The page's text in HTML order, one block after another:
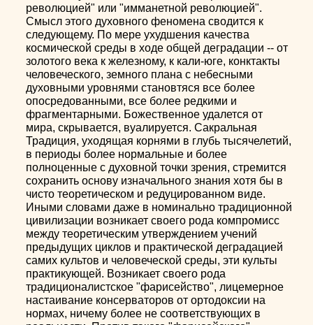
революцией" или "имманетной революцией".
Смысл этого духовного феномена сводится к
следующему. По мере ухудшения качества
космической среды в ходе общей деградации -- от
золотого века к железному, к кали-юге, конктакты
человеческого, земного плана с небесными
духовными уровнями становтяся все более
опосредованными, все более редкими и
фрагментарными. Божественное удалется от
мира, скрывается, вуалируется. Сакральная
Традиция, уходящая корнями в глубь тысячелетий,
в периоды более нормальные и более
полноценные с духовной точки зрения, стремится
сохранить основу изначального знания хотя бы в
чисто теоретическом и редуцированном виде.
Иными словами даже в номинально традиционной
цивилизации возникает своего рода компромисс
между теоретическим утверждением учений
предыдущих циклов и практической деградацией
самих культов и человеческой среды, эти культы
практикующей. Возникает своего рода
традиционалистское "фарисейство", лицемерное
настаивание консерваторов от ортодоксии на
нормах, ничему более не соответствующих в